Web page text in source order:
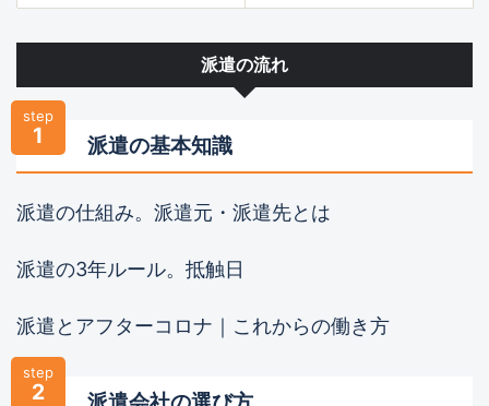
派遣の流れ
step
1 派遣の基本知識
派遣の仕組み。派遣元・派遣先とは
派遣の3年ルール。抵触日
派遣とアフターコロナ｜これからの働き方
step
2